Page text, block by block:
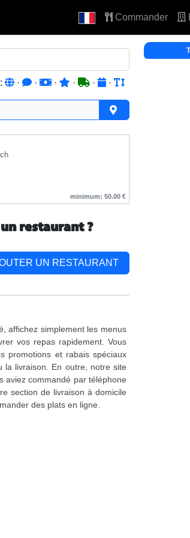
Commander
· · · · · ·
minimum: 50.00 €
restaurant ?
UN RESTAURANT
affichez simplement les menus
vos repas rapidement. Vous
promotions et rabais spéciaux
la livraison. En outre, notre site
aviez commandé par téléphone
section de livraison à domicile
des plats en ligne.